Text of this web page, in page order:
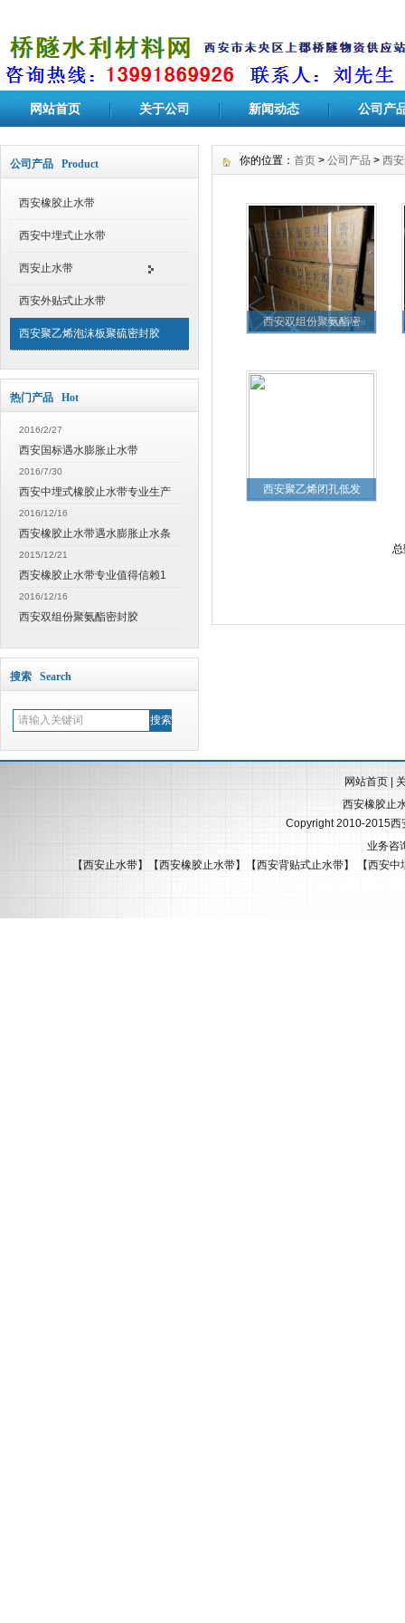
网站首页 关于公司 新闻动态 公司产
公司产品 Product
西安橡胶止水带
西安中埋式止水带
西安止水带
西安外贴式止水带
西安聚乙烯泡沫板聚硫密封胶
热门产品 Hot
2016/2/27
西安国标遇水膨胀止水带
2016/7/30
西安中埋式橡胶止水带专业生产
2016/12/16
西安橡胶止水带遇水膨胀止水条
2015/12/21
西安橡胶止水带专业值得信赖1
2016/12/16
西安双组份聚氨酯密封胶
搜索 Search
你的位置： 首页 > 公司产品 > 西
西安双组份聚氨酯密
西安聚乙烯闭孔低发
网站首页|
西安橡胶止
Copyright 2010-2015西
业务咨
【西安止水带】【西安橡胶止水带】【西安背贴式止水带】 【西安